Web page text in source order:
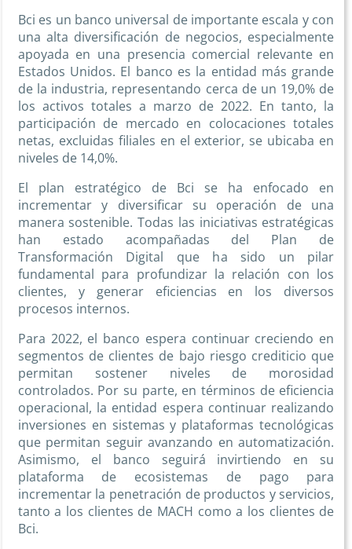
Bci es un banco universal de importante escala y con
una alta diversificación de negocios, especialmente
apoyada en una presencia comercial relevante en
Estados Unidos. El banco es la entidad más grande
de la industria, representando cerca de un 19,0% de
los activos totales a marzo de 2022. En tanto, la
participación de mercado en colocaciones totales
netas, excluidas filiales en el exterior, se ubicaba en
niveles de 14,0%.
El plan estratégico de Bci se ha enfocado en
incrementar y diversificar su operación de una
manera sostenible. Todas las iniciativas estratégicas
han estado acompañadas del Plan de
Transformación Digital que ha sido un pilar
fundamental para profundizar la relación con los
clientes, y generar eficiencias en los diversos
procesos internos.
Para 2022, el banco espera continuar creciendo en
segmentos de clientes de bajo riesgo crediticio que
permitan sostener niveles de morosidad
controlados. Por su parte, en términos de eficiencia
operacional, la entidad espera continuar realizando
inversiones en sistemas y plataformas tecnológicas
que permitan seguir avanzando en automatización.
Asimismo, el banco seguirá invirtiendo en su
plataforma de ecosistemas de pago para
incrementar la penetración de productos y servicios,
tanto a los clientes de MACH como a los clientes de
Bci.